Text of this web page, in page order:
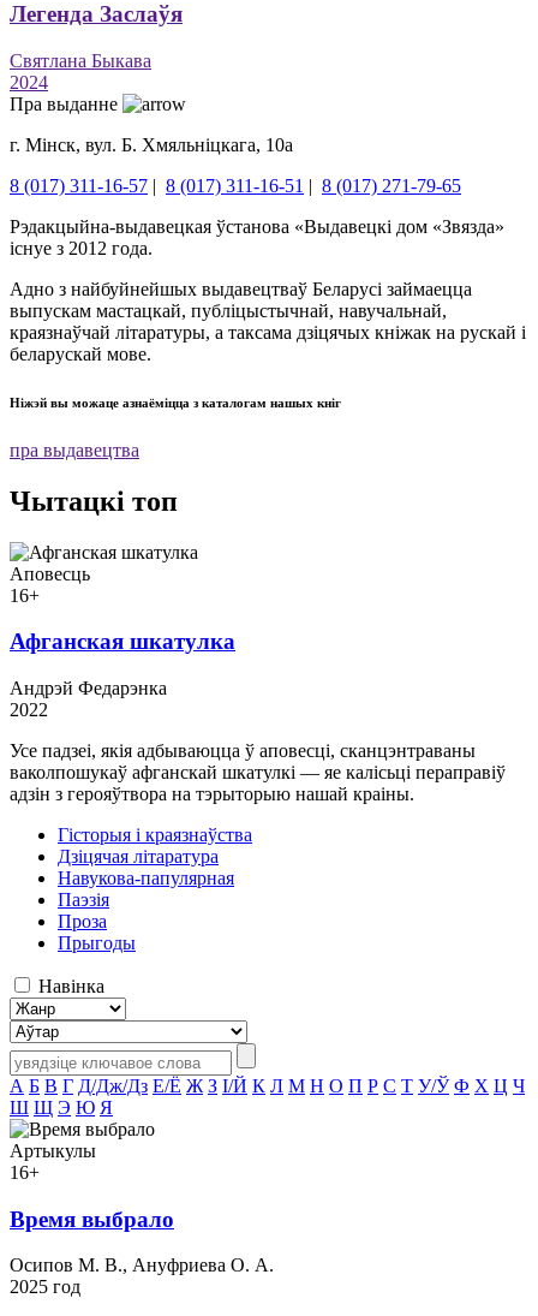
Легенда Заслаўя
Святлана Быкава
2024
Пра выданне
г. Мінск, вул. Б. Хмяльніцкага, 10а
8 (017) 311-16-57 | 8 (017) 311-16-51 | 8 (017) 271-79-65
Рэдакцыйна-выдавецкая ўстанова «Выдавецкі дом «Звязда»
існуе з 2012 года.
Адно з найбуйнейшых выдавецтваў Беларусі займаецца
выпускам мастацкай, публіцыстычнай, навучальнай,
краязнаўчай літаратуры, а таксама дзіцячых кніжак на рускай і
беларускай мове.
Ніжэй вы можаце азнаёміцца ​​з каталогам нашых кніг
пра выдавецтва
Чытацкі топ
Аповесць
16+
Афганская шкатулка
Андрэй Федарэнка
2022
Усе падзеі, якія адбываюцца ў аповесці, сканцэнтраваны
ваколпошукаў афганскай шкатулкі — яе калісьці пераправіў
адзін з герояўтвора на тэрыторыю нашай краіны.
Гісторыя і краязнаўства
Дзіцячая літаратура
Навукова-папулярная
Паэзія
Проза
Прыгоды
Навінка
А Б В Г Д/Дж/Дз Е/Ё Ж З І/Й К Л М Н О П Р С Т У/Ў Ф Х Ц Ч
Ш Щ Э Ю Я
Артыкулы
16+
Время выбрало
Осипов М. В., Ануфриева О. А.
2025 год